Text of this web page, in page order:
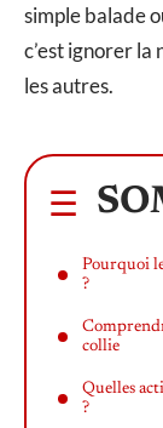
simple balade
c’est ignorer la
les autres.
Pourquoi
?
collie
Quelles
?